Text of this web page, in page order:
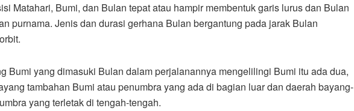
Matahari, Bumi, dan Bulan tepat atau hampir membentuk garis lurus dan Bulan
purnama. Jenis dan durasi gerhana Bulan bergantung pada jarak Bulan
Bumi yang dimasuki Bulan dalam perjalanannya mengelilingi Bumi itu ada dua,
tambahan Bumi atau penumbra yang ada di bagian luar dan daerah bayang-
yang terletak di tengah-tengah.